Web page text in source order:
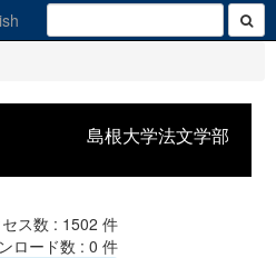
島根大学法文学部
ス数 : 1502 件
ロード数 : 0 件